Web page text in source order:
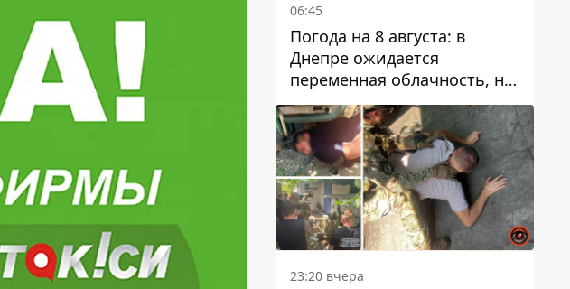
06:45
Погода на 8 августа: в
Днепре ожидается
переменная облачность, но
может пойти дождь
23:20 вчера